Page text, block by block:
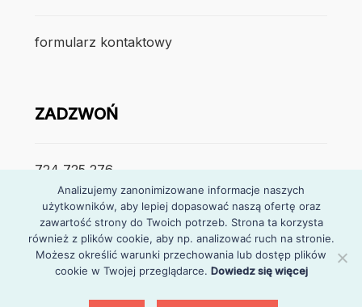
formularz kontaktowy
ZADZWOŃ
724 725 276
poniedzialek – piątek
7:30 – 15:30
Analizujemy zanonimizowane informacje naszych
użytkowników, aby lepiej dopasować naszą ofertę oraz
zawartość strony do Twoich potrzeb. Strona ta korzysta
również z plików cookie, aby np. analizować ruch na stronie.
Możesz określić warunki przechowania lub dostęp plików
cookie w Twojej przeglądarce. Dowiedz się więcej